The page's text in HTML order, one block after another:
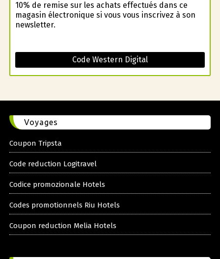
10% de remise sur les achats effectués dans ce
magasin électronique si vous vous inscrivez à son
newsletter.
Code Western Digital
Voyages
Coupon Tripsta
Code reduction Logitravel
Codice promozionale Hotels
Codes promotionnels Riu Hotels
Coupon reduction Melia Hotels